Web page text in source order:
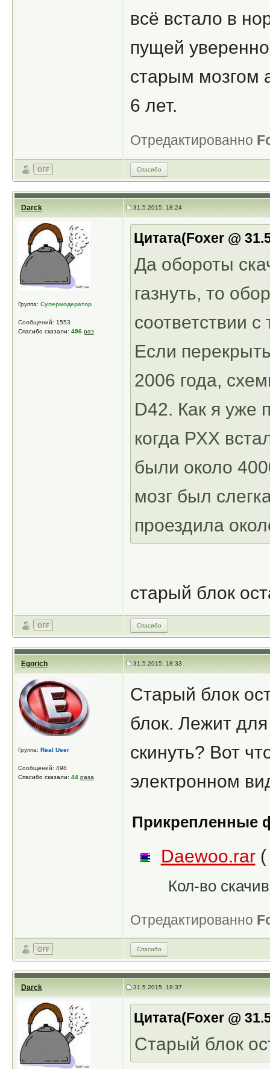
всё встало в
пущей
старым мозгом
6 лет.
Отредактированно
Спасибо
Darck 31.5.2015, 18:24
Группа: Супермодератор
Сообщений: 1553
Спасибо сказали: 496 раз
Цитата(Foxer @
Да обороты
газнуть, то
соответствии
Если
2006 года,
D42. Как я уже
когда РХХ
были около
мозг был
проездила
старый блок
Спасибо
Egorich 31.5.2015, 18:33
Группа: Real User
Сообщений: 498
Спасибо сказали: 44 раза
Старый блок
блок. Лежит
скинуть? Вот
электронном
Прикрепленные
Daewoo.rar(
Кол-во
Отредактированно
Спасибо
Darck 31.5.2015, 18:37
Цитата(Foxer @
Старый блок